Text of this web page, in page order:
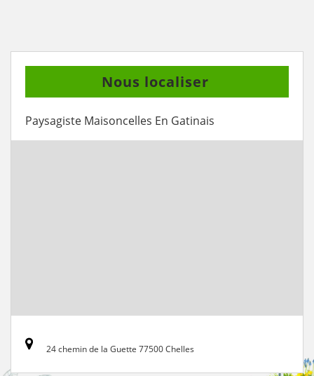
Nous localiser
Paysagiste Maisoncelles En Gatinais
24 chemin de la Guette 77500 Chelles